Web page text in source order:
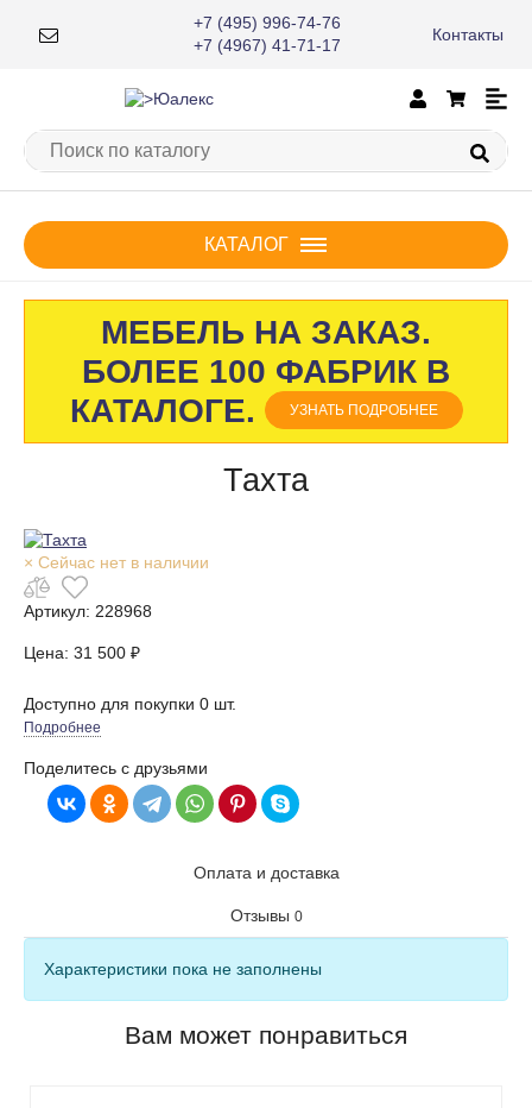
+7 (495) 996-74-76
+7 (4967) 41-71-17
Контакты
×
КАТАЛОГ
МЕБЕЛЬ НА ЗАКАЗ.
БОЛЕЕ 100 ФАБРИК В
КАТАЛОГЕ.
УЗНАТЬ ПОДРОБНЕЕ
Тахта
× Сейчас нет в наличии
Артикул: 228968
Цена: 31 500 ₽
Доступно для покупки 0 шт.
Подробнее
Поделитесь с друзьями
Оплата и доставка
Отзывы 0
Характеристики пока не заполнены
Вам может понравиться